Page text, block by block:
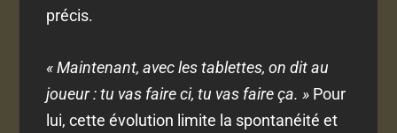
précis.
« Maintenant, avec les tablettes, on dit au
joueur : tu vas faire ci, tu vas faire ça. » Pour
lui, cette évolution limite la spontanéité et